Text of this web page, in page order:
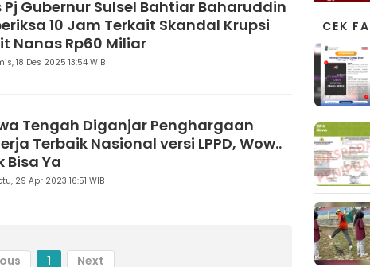
Pj Gubernur Sulsel Bahtiar Baharuddin
10 Jam Terkait Skandal Krupsi
Nanas Rp60 Miliar
18 Des 2025 13:54 WIB
Tengah Diganjar Penghargaan
Terbaik Nasional versi LPPD, Wow..
Bisa Ya
29 Apr 2023 16:51 WIB
1 Next
CEK